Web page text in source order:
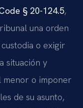
§ 20-124.5,
una orden
o exigir
situación y
menor o imponer
de su asunto,